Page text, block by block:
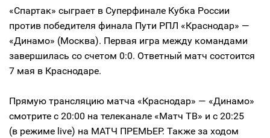
«Спартак» сыграет в Суперфинале Кубка России
против победителя финала Пути РПЛ «Краснодар» —
«Динамо» (Москва). Первая игра между командами
завершилась со счетом 0:0. Ответный матч состоится
7 мая в Краснодаре.
Прямую трансляцию матча «Краснодар» — «Динамо»
смотрите с 20:00 на телеканале «Матч ТВ» и с 20:25
(в режиме live) на МАТЧ ПРЕМЬЕР. Также за ходом